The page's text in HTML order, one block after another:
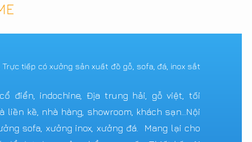
tiếp có xưởng sản xuất đồ gỗ, sofa, đá, inox sắt
điển, indochine, Địa trung hải, gỗ việt, tối
kề, nhà hàng, showroom, khách sạn...Nội
sofa, xưởng inox, xưởng đá. Mang lại cho